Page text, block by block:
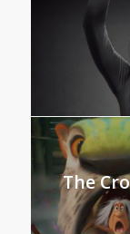
The